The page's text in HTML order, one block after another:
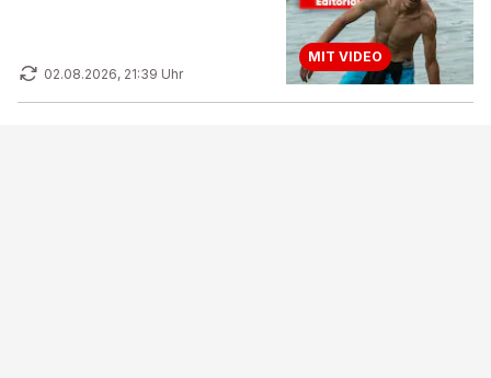
02.08.2026, 21:39 Uhr
MIT VIDEO